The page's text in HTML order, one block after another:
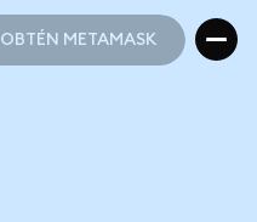
OBTÉN METAMASK